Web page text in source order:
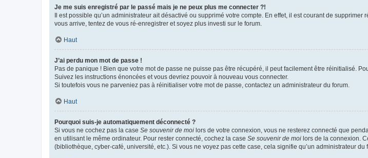
Je me suis enregistré par le passé mais je ne peux plus me connecter ?!
Il est possible qu’un administrateur ait désactivé ou supprimé votre compte. En effet, il est courant de
vous arrive, tentez de vous ré-enregistrer et soyez plus investi sur le forum.
Haut
J’ai perdu mon mot de passe !
Pas de panique ! Bien que votre mot de passe ne puisse pas être récupéré, il peut facilement être réinitialisé.
Suivez les instructions énoncées et vous devriez pouvoir à nouveau vous connecter.
Si toutefois vous ne parveniez pas à réinitialiser votre mot de passe, contactez un administrateur du forum.
Haut
Pourquoi suis-je automatiquement déconnecté ?
Si vous ne cochez pas la case Se souvenir de moi lors de votre connexion, vous ne resterez connecté que
en utilisant le même ordinateur. Pour rester connecté, cochez la case Se souvenir de moi lors de la connexion.
(bibliothèque, cyber-café, université, etc.). Si vous ne voyez pas cette case, cela signifie qu’un administrateur du